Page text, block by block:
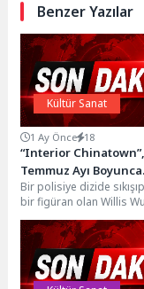
Benzer Yazılar
Kültür Sanat
1 Ay Önce 18
“Interior Chinatown”,
Temmuz Ayı Boyunca
Çarşamba Günleri
Ekranlarında Yeni
Bölümleriyle Devam
Bir polisiye dizide
bir figüran olan Willis
daha büyük bir